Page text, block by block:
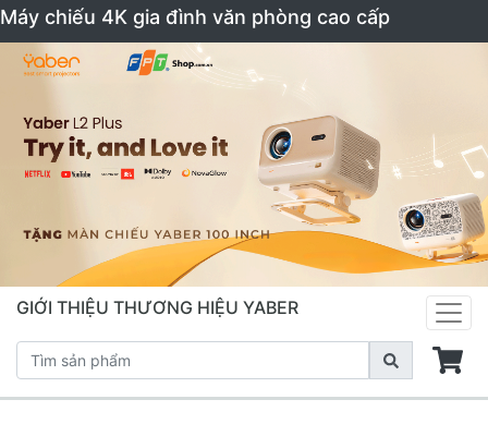
Máy chiếu 4K gia đình văn phòng cao cấp
GIỚI THIỆU THƯƠNG HIỆU YABER